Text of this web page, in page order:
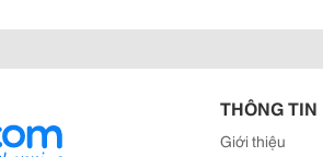
THÔNG TIN
Giới thiệu